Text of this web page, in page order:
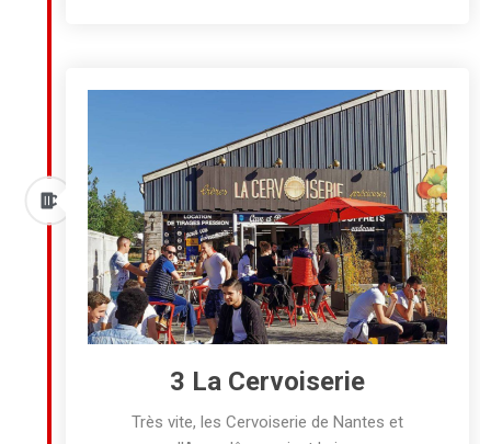
3 La Cervoiserie
Très vite, les Cervoiserie de Nantes et